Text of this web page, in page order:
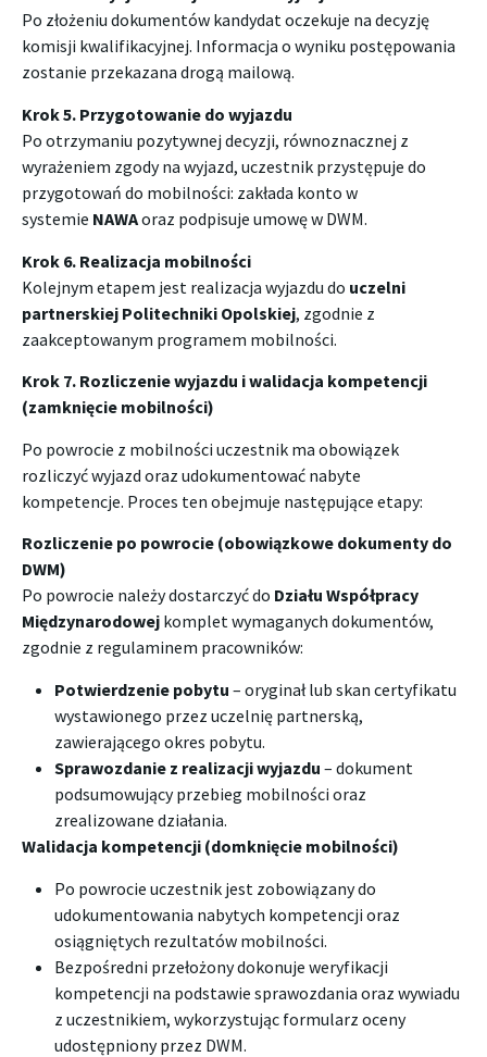
Po złożeniu dokumentów kandydat oczekuje na decyzję
komisji kwalifikacyjnej. Informacja o wyniku postępowania
zostanie przekazana drogą mailową.
Krok 5. Przygotowanie do wyjazdu
Po otrzymaniu pozytywnej decyzji, równoznacznej z
wyrażeniem zgody na wyjazd, uczestnik przystępuje do
przygotowań do mobilności: zakłada konto w
systemie NAWAoraz podpisuje umowę w DWM.
Krok 6. Realizacja mobilności
Kolejnym etapem jest realizacja wyjazdu do uczelni
partnerskiej Politechniki Opolskiej, zgodnie z
zaakceptowanym programem mobilności.
Krok 7. Rozliczenie wyjazdu i walidacja kompetencji
(zamknięcie mobilności)
Po powrocie z mobilności uczestnik ma obowiązek
rozliczyć wyjazd oraz udokumentować nabyte
kompetencje. Proces ten obejmuje następujące etapy:
Rozliczenie po powrocie (obowiązkowe dokumenty do
DWM)
Po powrocie należy dostarczyć do Działu Współpracy
Międzynarodowej komplet wymaganych dokumentów,
zgodnie z regulaminem pracowników:
Potwierdzenie pobytu – oryginał lub skan certyfikatu
wystawionego przez uczelnię partnerską,
zawierającego okres pobytu.
Sprawozdanie z realizacji wyjazdu – dokument
podsumowujący przebieg mobilności oraz
zrealizowane działania.
Walidacja kompetencji (domknięcie mobilności)
Po powrocie uczestnik jest zobowiązany do
udokumentowania nabytych kompetencji oraz
osiągniętych rezultatów mobilności.
Bezpośredni przełożony dokonuje weryfikacji
kompetencji na podstawie sprawozdania oraz wywiadu
z uczestnikiem, wykorzystując formularz oceny
udostępniony przez DWM.